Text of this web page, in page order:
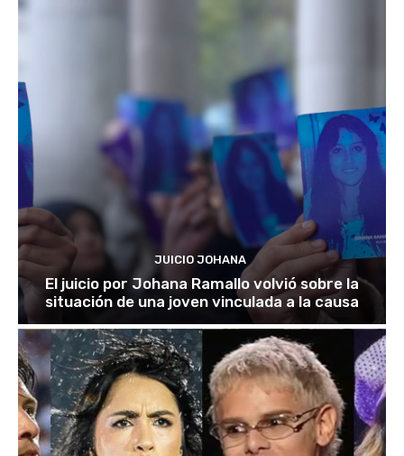
JUICIO JOHANA
El juicio por Johana Ramallo volvió sobre la
situación de una joven vinculada a la causa